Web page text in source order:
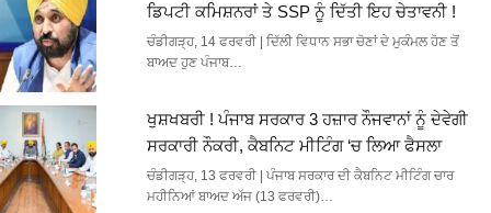
ਡਿਪਟੀ ਕਮਿਸ਼ਨਰਾਂ ਤੇ SSP ਨੂੰ ਦਿੱਤੀ ਇਹ ਚੇਤਾਵਨੀ !
ਚੰਡੀਗੜ੍ਹ, 14 ਫਰਵਰੀ | ਦਿੱਲੀ ਵਿਧਾਨ ਸਭਾ ਚੋਣਾਂ ਦੇ ਮੁਕੰਮਲ ਹੋਣ ਤੋਂ
ਬਾਅਦ ਹੁਣ ਪੰਜਾਬ…
ਖੁਸ਼ਖਬਰੀ ! ਪੰਜਾਬ ਸਰਕਾਰ 3 ਹਜ਼ਾਰ ਨੌਜਵਾਨਾਂ ਨੂੰ ਦੇਵੇਗੀ
ਸਰਕਾਰੀ ਨੌਕਰੀ, ਕੈਬਨਿਟ ਮੀਟਿੰਗ ‘ਚ ਲਿਆ ਫੈਸਲਾ
ਚੰਡੀਗੜ੍ਹ, 13 ਫਰਵਰੀ | ਪੰਜਾਬ ਸਰਕਾਰ ਦੀ ਕੈਬਨਿਟ ਮੀਟਿੰਗ ਚਾਰ
ਮਹੀਨਿਆਂ ਬਾਅਦ ਅੱਜ (13 ਫਰਵਰੀ)…